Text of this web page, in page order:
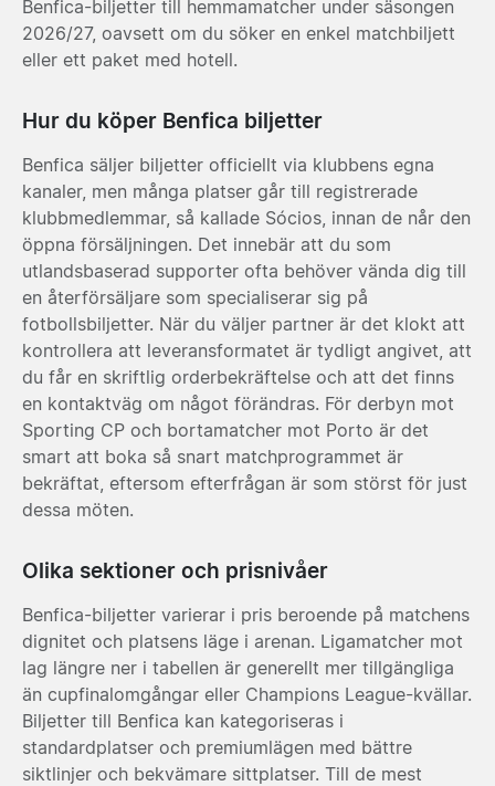
Benfica-biljetter till hemmamatcher under säsongen
2026/27, oavsett om du söker en enkel matchbiljett
eller ett paket med hotell.
Hur du köper Benfica biljetter
Benfica säljer biljetter officiellt via klubbens egna
kanaler, men många platser går till registrerade
klubbmedlemmar, så kallade Sócios, innan de når den
öppna försäljningen. Det innebär att du som
utlandsbaserad supporter ofta behöver vända dig till
en återförsäljare som specialiserar sig på
fotbollsbiljetter. När du väljer partner är det klokt att
kontrollera att leveransformatet är tydligt angivet, att
du får en skriftlig orderbekräftelse och att det finns
en kontaktväg om något förändras. För derbyn mot
Sporting CP och bortamatcher mot Porto är det
smart att boka så snart matchprogrammet är
bekräftat, eftersom efterfrågan är som störst för just
dessa möten.
Olika sektioner och prisnivåer
Benfica-biljetter varierar i pris beroende på matchens
dignitet och platsens läge i arenan. Ligamatcher mot
lag längre ner i tabellen är generellt mer tillgängliga
än cupfinalomgångar eller Champions League-kvällar.
Biljetter till Benfica kan kategoriseras i
standardplatser och premiumlägen med bättre
siktlinjer och bekvämare sittplatser. Till de mest